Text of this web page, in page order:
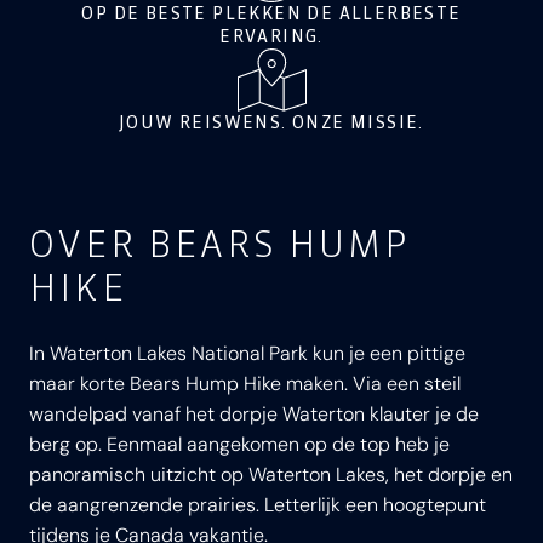
OP DE BESTE PLEKKEN DE ALLERBESTE
ERVARING.
JOUW REISWENS. ONZE MISSIE.
OVER BEARS HUMP
HIKE
In Waterton Lakes National Park kun je een pittige
maar korte Bears Hump Hike maken. Via een steil
wandelpad vanaf het dorpje Waterton klauter je de
berg op. Eenmaal aangekomen op de top heb je
panoramisch uitzicht op Waterton Lakes, het dorpje en
de aangrenzende prairies. Letterlijk een hoogtepunt
tijdens je Canada vakantie.